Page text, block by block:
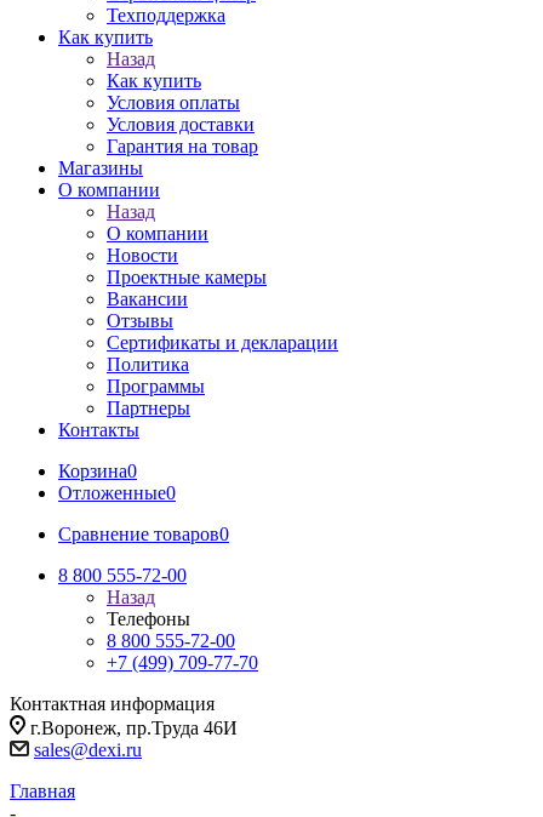
Техподдержка
Как купить
Назад
Как купить
Условия оплаты
Условия доставки
Гарантия на товар
Магазины
О компании
Назад
О компании
Новости
Проектные камеры
Вакансии
Отзывы
Сертификаты и декларации
Политика
Программы
Партнеры
Контакты
Корзина0
Отложенные0
Сравнение товаров0
8 800 555-72-00
Назад
Телефоны
8 800 555-72-00
+7 (499) 709-77-70
Контактная информация
г.Воронеж, пр.Труда 46И
sales@dexi.ru
Главная
-